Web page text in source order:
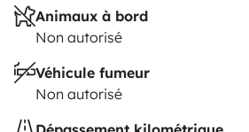
Animaux à bord
Non autorisé
Véhicule fumeur
Non autorisé